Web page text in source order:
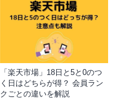
「楽天市場」18日と5と0のつ
く日はどちらが得？ 会員ラン
クごとの違いを解説